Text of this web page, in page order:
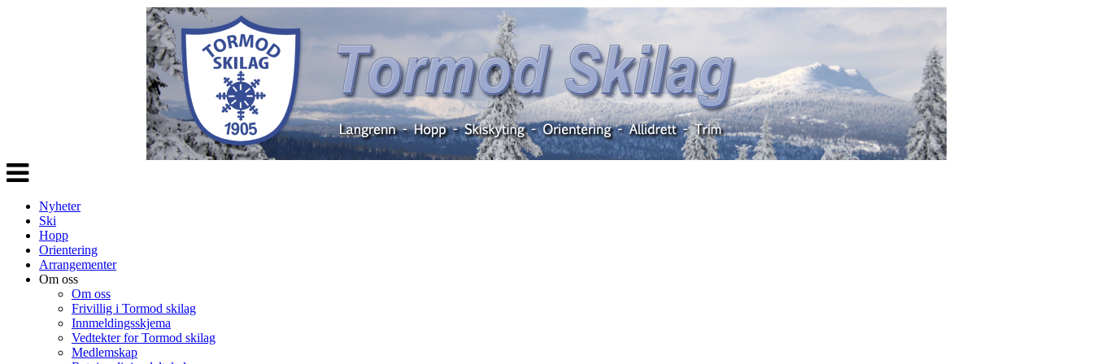
Veksle
navigasjon
Nyheter
Ski
Hopp
Orientering
Arrangementer
Om oss
Om oss
Frivillig i Tormod skilag
Innmeldingsskjema
Vedtekter for Tormod skilag
Medlemskap